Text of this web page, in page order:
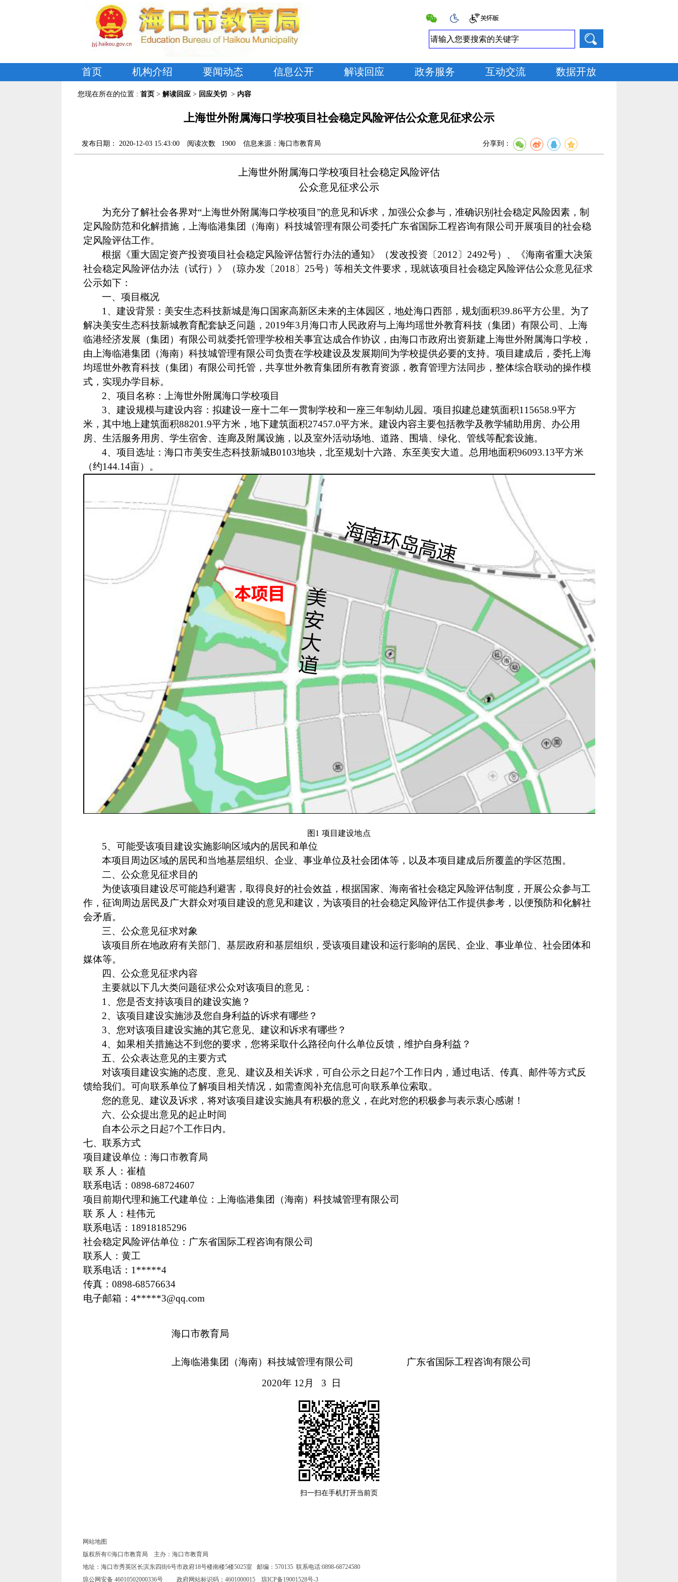
首页 机构介绍 要闻动态 信息公开 解读回应 政务服务 互动交流 数据开放
您现在所在的位置 : 首页 > 解读回应 > 回应关切 > 内容
上海世外附属海口学校项目社会稳定风险评估公众意见征求公示
发布日期： 2020-12-03 15:43:00 阅读次数 1900 信息来源： 海口市教育局 分享到：
上海世外附属海口学校项目社会稳定风险评估
公众意见征求公示
为充分了解社会各界对“上海世外附属海口学校项目 ”的意见和诉求，加强公众参与，准确识别社会稳定风险因素，制
定风险防范和化解措施，上海临港集团（海南）科技城管理有限公司委托广东省国际工程咨询有限公司开展项目的社会稳
定风险评估工作。
根据《重大固定资产投资项目社会稳定风险评估暂行办法的通知》（发改投资〔 2012〕2492号）、《海南省重大决策
社会稳定风险评估办法（试行）》（琼办发〔2018〕25号）等相关文件要求，现就该项目社会稳定风险评估公众意见征求
公示如下：
一、项目概况
1、建设背景： 美安生态科技新城是海口国家高新区未来的主体园区，地处海口西部，规划面积39.86平方公里。为了
解决美安生态科技新城教育配套缺乏问题，2019年3月海口市人民政府与上海均瑶世外教育科技（集团）有限公司、上海
临港经济发展（集团）有限公司就委托管理学校相关事宜达成合作协议，由海口市政府出资新建上海世外附属海口学校，
由 上海临港集团（海南）科技城管理有限公司负责在学校建设及发展期间为学校提供必要的支持。项目建成后，委托上海
均瑶世外教育科技（集团）有限公司托管，共享世外教育集团所有教育资源，教育管理方法同步，整体综合联动的操作模
式，实现办学目标。
2、项目名称：
上海世外附属海口学校项目
3、建设规模与建设内容： 拟建设一座十二年一贯制学校和一座三年制幼儿园。项目拟建总建筑面积115658.9平方
米，其中地上建筑面积88201.9平方米，地下建筑面积27457.0平方米。建设内容主要包括教学及教学辅助用房、办公用
房、生活服务用房、学生宿舍、连廊及附属设施，以及室外活动场地、道路、围墙、绿化、管线等配套设施。
4、项目选址： 海口市美安生态科技新城B0103地块，北至规划十六路、东至美安大道。总用地面积96093.13平方米
（约144.14亩）。
图1 项目建设地点
5、可能受该项目建设实施影响区域内的居民和单位
本项目周边区域的居民和当地基层组织、企业、事业单位及社会团体等，以及本项目建成后所覆盖的学区范围。
二、公众意见征求目的
为使该项目建设尽可能趋利避害，取得良好的社会效益，根据国家、海南省社会稳定风险评估制度，开展公众参与工
作，征询周边居民及广大群众对项目建设的意见和建议，为该项目的社会稳定风险评估工作提供参考，以便预防和化解社
会矛盾。
三、公众意见征求对象
该项目所在地政府有关部门、基层政府和基层组织，受该项目建设和运行影响的居民、企业、事业单位、社会团体和
媒体等。
四、公众意见征求内容
主要就以下几大类问题征求公众对该项目的意见：
1、您是否支持该项目的建设实施？
2、该项目建设实施涉及您自身利益的诉求有哪些？
3、您对该项目建设实施的其它意见、建议和诉求有哪些？
4、如果相关措施达不到您的要求，您将采取什么路径向什么单位反馈，维护自身利益？
五、公众表达意见的主要方式
对该项目建设实施的态度、意见、建议及相关诉求，可自公示之日起7个工作日内，通过电话、传真、邮件等方式反
馈给我们。可向联系单位了解项目相关情况，如需查阅补充信息可向联系单位索取。
您的意见、建议及诉求，将对该项目建设实施具有积极的意义，在此对您的积极参与表示衷心感谢！
六、公众提出意见的起止时间
自本公示之日起7个工作日内。
七、联系方式
项目 建设单位：海口市教育局
联 系 人： 崔植
联系电话： 0898-68724607
项目前期代理和施工代建单位 ：上海临港集团（海南）科技城管理有限公司
联 系 人：桂伟元
联系电话： 18918185296
社会稳定风险评估单位：广东省国际工程咨询有限公司
联系人： 黄工
联系电话： 1*****4
传真： 0898-68576634
电子邮箱： 4*****3@qq.com
海口市教育局
上海临港集团（海南）科技城管理有限公司
广东省国际工程咨询有限公司
2020年 12 月 3 日
扫一扫在手机打开当前页
网站地图
版权所有©海口市教育局 主办：海口市教育局
地址：海口市秀英区长滨东四街6号市政府18号楼南楼5楼5025室 邮编：570135 联系电话:0898-68724580
琼公网安备 46010502000336号 政府网站标识码：4601000015 琼ICP备19001528号-3